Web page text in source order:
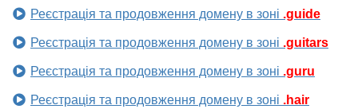
Реєстрація та продовження домену в зоні .guide
Реєстрація та продовження домену в зоні .guitars
Реєстрація та продовження домену в зоні .guru
Реєстрація та продовження домену в зоні .hair